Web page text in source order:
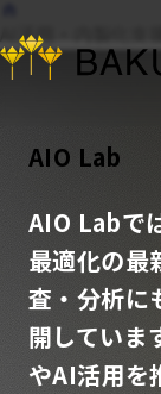
AI活用・内製化支
AIO Lab
AIO Labで
最適化の最
査・分析に
開していま
やAI活用を